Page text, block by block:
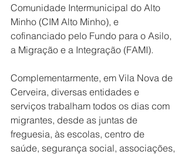
Comunidade Intermunicipal do Alto
Minho (CIM Alto Minho), e
cofinanciado pelo Fundo para o Asilo,
a Migração e a Integração (FAMI).
Complementarmente, em Vila Nova de
Cerveira, diversas entidades e
serviços trabalham todos os dias com
migrantes, desde as juntas de
freguesia, às escolas, centro de
saúde, segurança social, associações,